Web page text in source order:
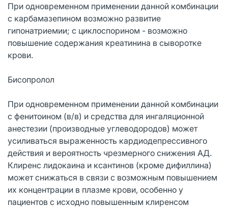
При одновременном применении данной комбинации
с карбамазепином возможно развитие
гипонатриемии; с циклоспорином - возможно
повышение содержания креатинина в сыворотке
крови.
Бисопролол
При одновременном применении данной комбинации
с фенитоином (в/в) и средства для ингаляционной
анестезии (производные углеводородов) может
усиливаться выраженность кардиодепрессивного
действия и вероятность чрезмерного снижения АД.
Клиренс лидокаина и ксантинов (кроме дифиллина)
может снижаться в связи с возможным повышением
их концентрации в плазме крови, особенно у
пациентов с исходно повышенным клиренсом